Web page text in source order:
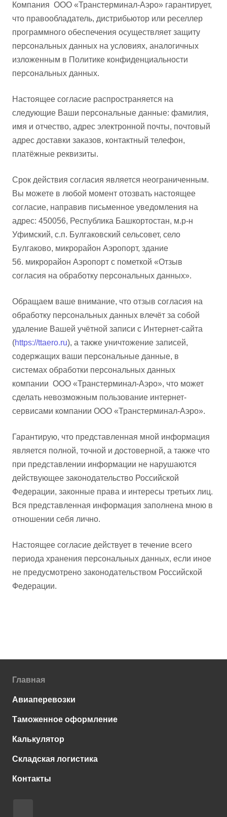
Компания ООО «Транстерминал-Аэро» гарантирует,
что правообладатель, дистрибьютор или реселлер
программного обеспечения осуществляет защиту
персональных данных на условиях, аналогичных
изложенным в Политике конфиденциальности
персональных данных.
Настоящее согласие распространяется на
следующие Ваши персональные данные: фамилия,
имя и отчество, адрес электронной почты, почтовый
адрес доставки заказов, контактный телефон,
платёжные реквизиты.
Срок действия согласия является неограниченным.
Вы можете в любой момент отозвать настоящее
согласие, направив письменное уведомления на
адрес: 450056, Республика Башкортостан, м.р-н
Уфимский, с.п. Булгаковский сельсовет, село
Булгаково, микрорайон Аэропорт, здание
56. микрорайон Аэропорт с пометкой «Отзыв
согласия на обработку персональных данных».
Обращаем ваше внимание, что отзыв согласия на
обработку персональных данных влечёт за собой
удаление Вашей учётной записи с Интернет-сайта
(https://ttaero.ru), а также уничтожение записей,
содержащих ваши персональные данные, в
системах обработки персональных данных
компании ООО «Транстерминал-Аэро», что может
сделать невозможным пользование интернет-
сервисами компании ООО «Транстерминал-Аэро».
Гарантирую, что представленная мной информация
является полной, точной и достоверной, а также что
при представлении информации не нарушаются
действующее законодательство Российской
Федерации, законные права и интересы третьих лиц.
Вся представленная информация заполнена мною в
отношении себя лично.
Настоящее согласие действует в течение всего
периода хранения персональных данных, если иное
не предусмотрено законодательством Российской
Федерации.
Главная
Авиаперевозки
Таможенное оформление
Калькулятор
Складская логистика
Контакты